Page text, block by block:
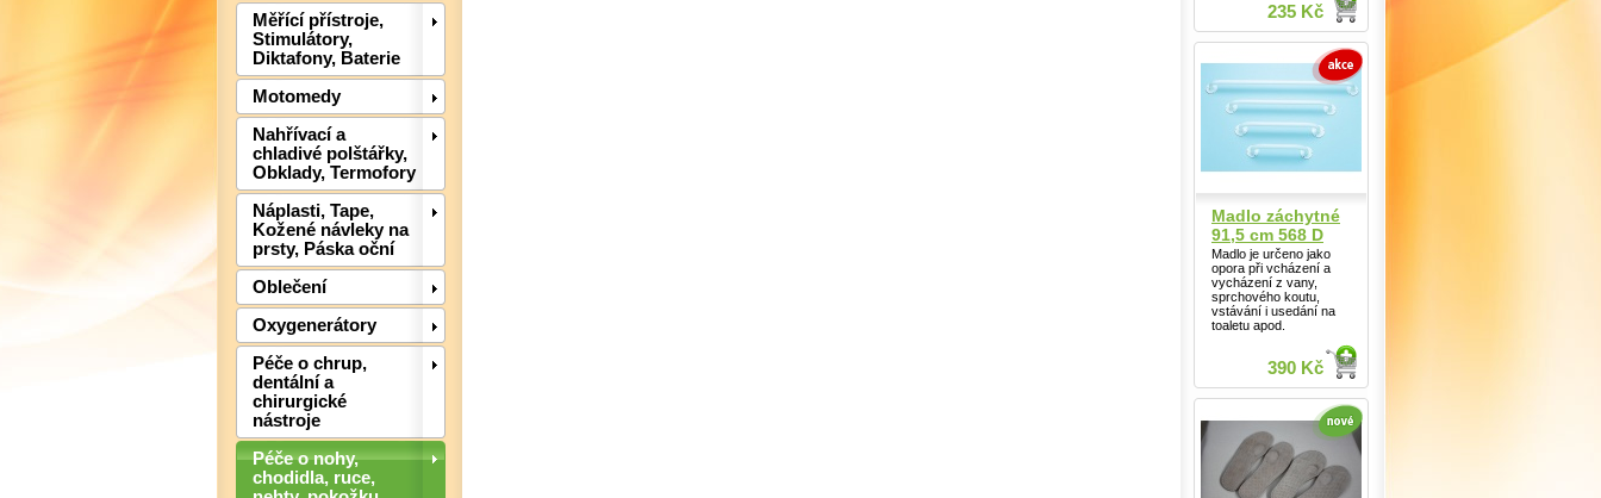
Měřící přístroje,
Stimulátory,
Diktafony, Baterie
Motomedy
Nahřívací a
chladivé polštářky,
Obklady, Termofory
Náplasti, Tape,
Kožené návleky na
prsty, Páska oční
Oblečení
Oxygenerátory
Péče o chrup,
dentální a
chirurgické
nástroje
Péče o nohy,
chodidla, ruce,
235 Kč
Madlo záchytné
91,5 cm 568 D
Madlo je určeno jako
opora při vcházení a
vycházení z vany,
sprchového koutu,
vstávání i usedání na
toaletu apod.
390 Kč